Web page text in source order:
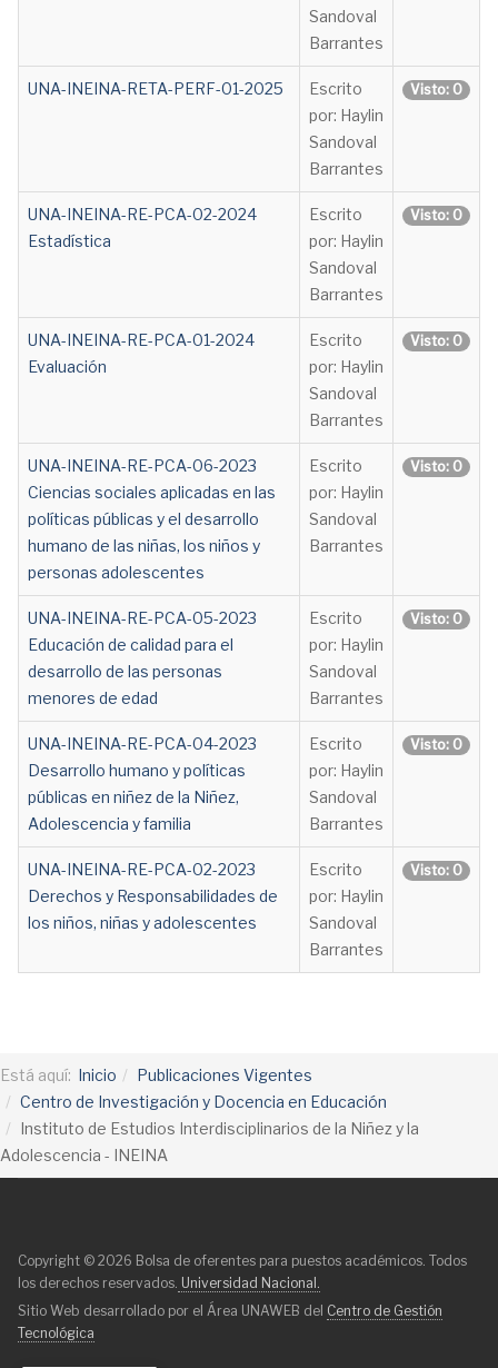
Sandoval
Barrantes
UNA-INEINA-RETA-PERF-01-2025
Escrito
por: Haylin
Sandoval
Barrantes
Visto: 0
UNA-INEINA-RE-PCA-02-2024
Estadística
Escrito
por: Haylin
Sandoval
Barrantes
Visto: 0
UNA-INEINA-RE-PCA-01-2024
Evaluación
Escrito
por: Haylin
Sandoval
Barrantes
Visto: 0
UNA-INEINA-RE-PCA-06-2023
Ciencias sociales aplicadas en las
políticas públicas y el desarrollo
humano de las niñas, los niños y
personas adolescentes
Escrito
por: Haylin
Sandoval
Barrantes
Visto: 0
UNA-INEINA-RE-PCA-05-2023
Educación de calidad para el
desarrollo de las personas
menores de edad
Escrito
por: Haylin
Sandoval
Barrantes
Visto: 0
UNA-INEINA-RE-PCA-04-2023
Desarrollo humano y políticas
públicas en niñez de la Niñez,
Adolescencia y familia
Escrito
por: Haylin
Sandoval
Barrantes
Visto: 0
UNA-INEINA-RE-PCA-02-2023
Derechos y Responsabilidades de
los niños, niñas y adolescentes
Escrito
por: Haylin
Sandoval
Barrantes
Visto: 0
Está aquí: Inicio
Publicaciones Vigentes
Centro de Investigación y Docencia en Educación
Instituto de Estudios Interdisciplinarios de la Niñez y la
Adolescencia - INEINA
Copyright © 2026 Bolsa de oferentes para puestos académicos. Todos
los derechos reservados. Universidad Nacional.
Sitio Web desarrollado por el Área UNAWEB del Centro de Gestión
Tecnológica